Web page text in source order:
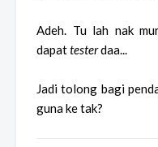
Adeh. Tu lah nak
dapattesterdaa...
Jadi tolong bagi
guna ke tak?